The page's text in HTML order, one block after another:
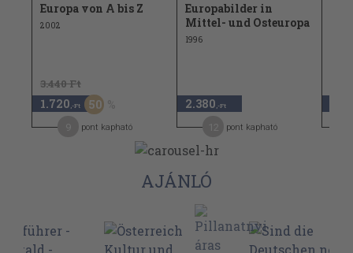
Europa von A bis Z
2002
3.440 Ft
1.720 ,-Ft 50
pont kapható
Europabilder in
Mittel- und Osteuropa
1996
2.380 ,-Ft
pont kapható
AJÁNLÓ